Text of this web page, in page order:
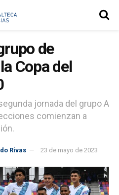
de
Copa del
jornada del grupo A
comienzan a
Rivas 23 de mayo de 2023